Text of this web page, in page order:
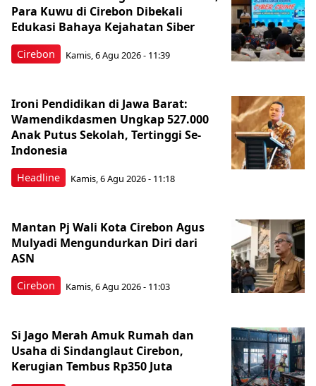
Cirebon
Para Kuwu di Cirebon Dibekali
Edukasi Bahaya Kejahatan Siber
Kamis, 6 Agu 2026 - 11:39
Headline
Ironi Pendidikan di Jawa Barat:
Wamendikdasmen Ungkap 527.000
Anak Putus Sekolah, Tertinggi Se-
Indonesia
Kamis, 6 Agu 2026 - 11:18
Cirebon
Mantan Pj Wali Kota Cirebon Agus
Mulyadi Mengundurkan Diri dari
ASN
Kamis, 6 Agu 2026 - 11:03
Si Jago Merah Amuk Rumah dan
Usaha di Sindanglaut Cirebon,
Kerugian Tembus Rp350 Juta